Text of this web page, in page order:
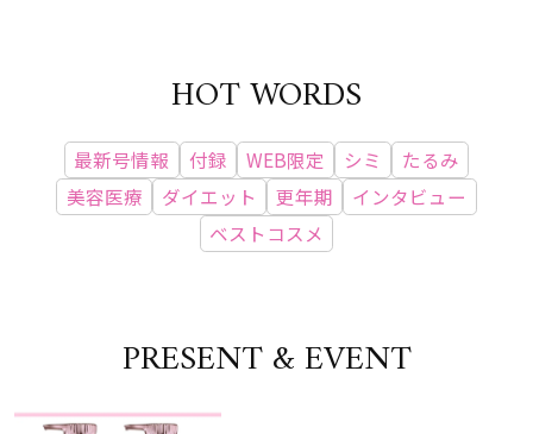
HOT WORDS
最新号情報 付録 WEB限定 シミ
たるみ
美容医療
ダイエット 更年期
インタビュー
ベストコスメ
PRESENT & EVENT